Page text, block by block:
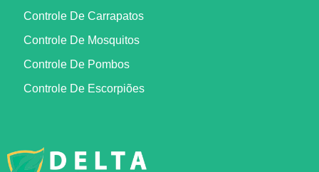
Controle De Carrapatos
Controle De Mosquitos
Controle De Pombos
Controle De Escorpiões